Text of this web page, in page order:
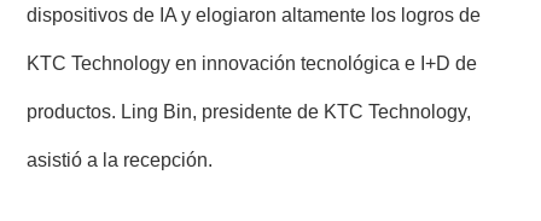
dispositivos de IA y elogiaron altamente los logros de
KTC Technology en innovación tecnológica e I+D de
productos. Ling Bin, presidente de KTC Technology,
asistió a la recepción.